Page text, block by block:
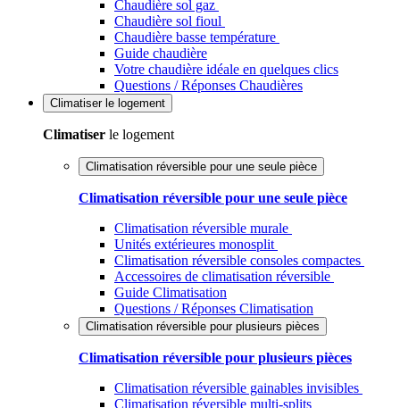
Chaudière sol gaz
Chaudière sol fioul
Chaudière basse température
Guide chaudière
Votre chaudière idéale en quelques clics
Questions / Réponses Chaudières
Climatiser le logement
Climatiser le logement
Climatisation réversible pour une seule pièce
Climatisation réversible pour une seule pièce
Climatisation réversible murale
Unités extérieures monosplit
Climatisation réversible consoles compactes
Accessoires de climatisation réversible
Guide Climatisation
Questions / Réponses Climatisation
Climatisation réversible pour plusieurs pièces
Climatisation réversible pour plusieurs pièces
Climatisation réversible gainables invisibles
Climatisation réversible multi-splits